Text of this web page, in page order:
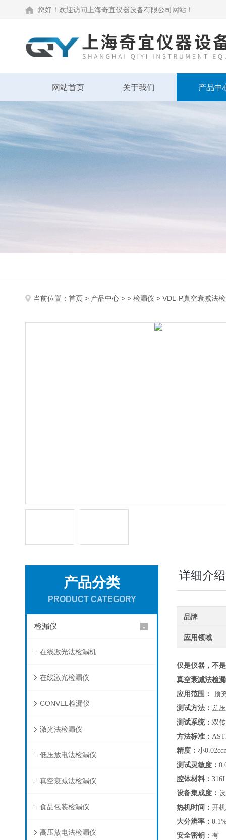
您好！欢迎访问上海奇宜仪器设备有限公司网站！
网站首页 关于我们 产品中
当前位置： 首页 > 产品中心 > > 检漏仪 > VDL-P真空衰减法
产品分类
PRODUCT CATEGORY
检漏仪
在线激光法检漏机
在线激光检漏仪
CONVEL检漏仪
激光法检漏仪
低压放电法检漏仪
真空衰减法检漏仪
食品包装检漏仪
高压放电法检漏仪
详细介绍
品牌
应用领域
仅是仪器，不
真空衰减法检
应用范围： 预
测试方法： 差
测试系统： 双
方法标准：
精度： 小
测试灵敏度：
腔体材料：
设备集成度：
热机时间： 开机
大分辨率 ：
安全密钥 ： 有